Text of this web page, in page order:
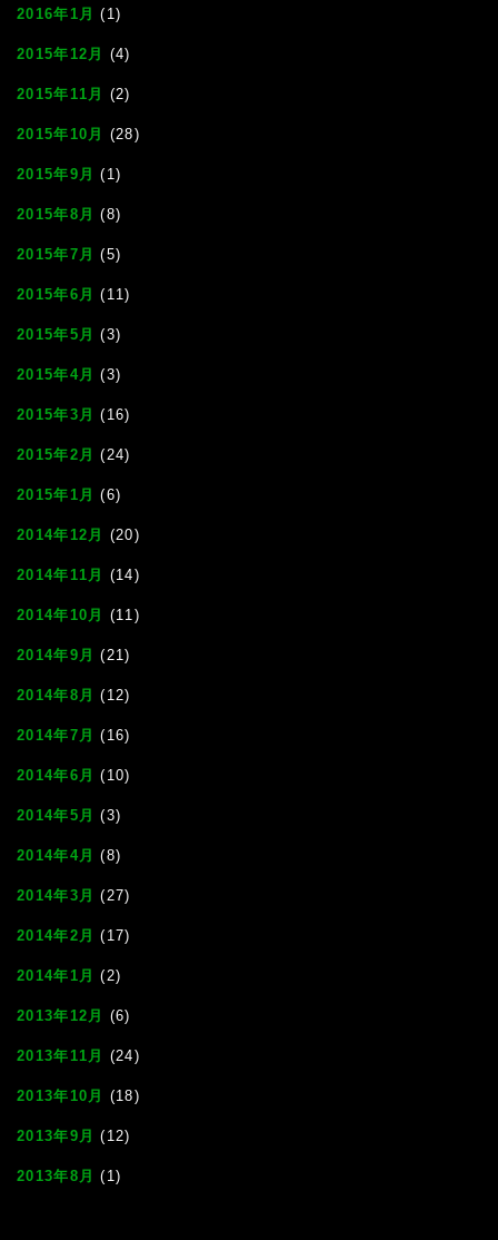
2016年1月 (1)
2015年12月 (4)
2015年11月 (2)
2015年10月 (28)
2015年9月 (1)
2015年8月 (8)
2015年7月 (5)
2015年6月 (11)
2015年5月 (3)
2015年4月 (3)
2015年3月 (16)
2015年2月 (24)
2015年1月 (6)
2014年12月 (20)
2014年11月 (14)
2014年10月 (11)
2014年9月 (21)
2014年8月 (12)
2014年7月 (16)
2014年6月 (10)
2014年5月 (3)
2014年4月 (8)
2014年3月 (27)
2014年2月 (17)
2014年1月 (2)
2013年12月 (6)
2013年11月 (24)
2013年10月 (18)
2013年9月 (12)
2013年8月 (1)